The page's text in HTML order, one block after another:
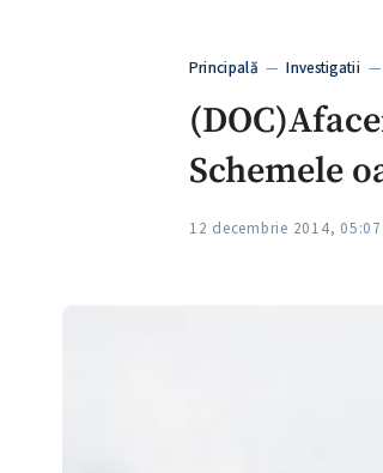
Principală —Investigatii
Schemele
12 decembrie 2014, 05:07